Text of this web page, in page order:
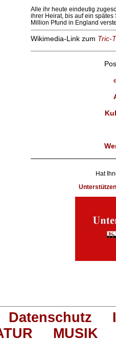
Alle ihr heute eindeutig
ihrer Heirat, bis auf ein
Million Pfund in England
Wikimedia-Link zum Tric-
Hat
Datenschutz
MUSIK